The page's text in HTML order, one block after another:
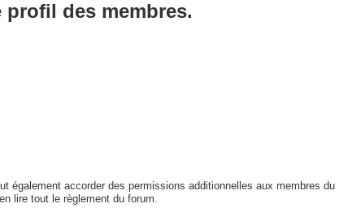
des membres.
également accorder des permissions additionnelles aux membres du
lire tout le règlement du forum.